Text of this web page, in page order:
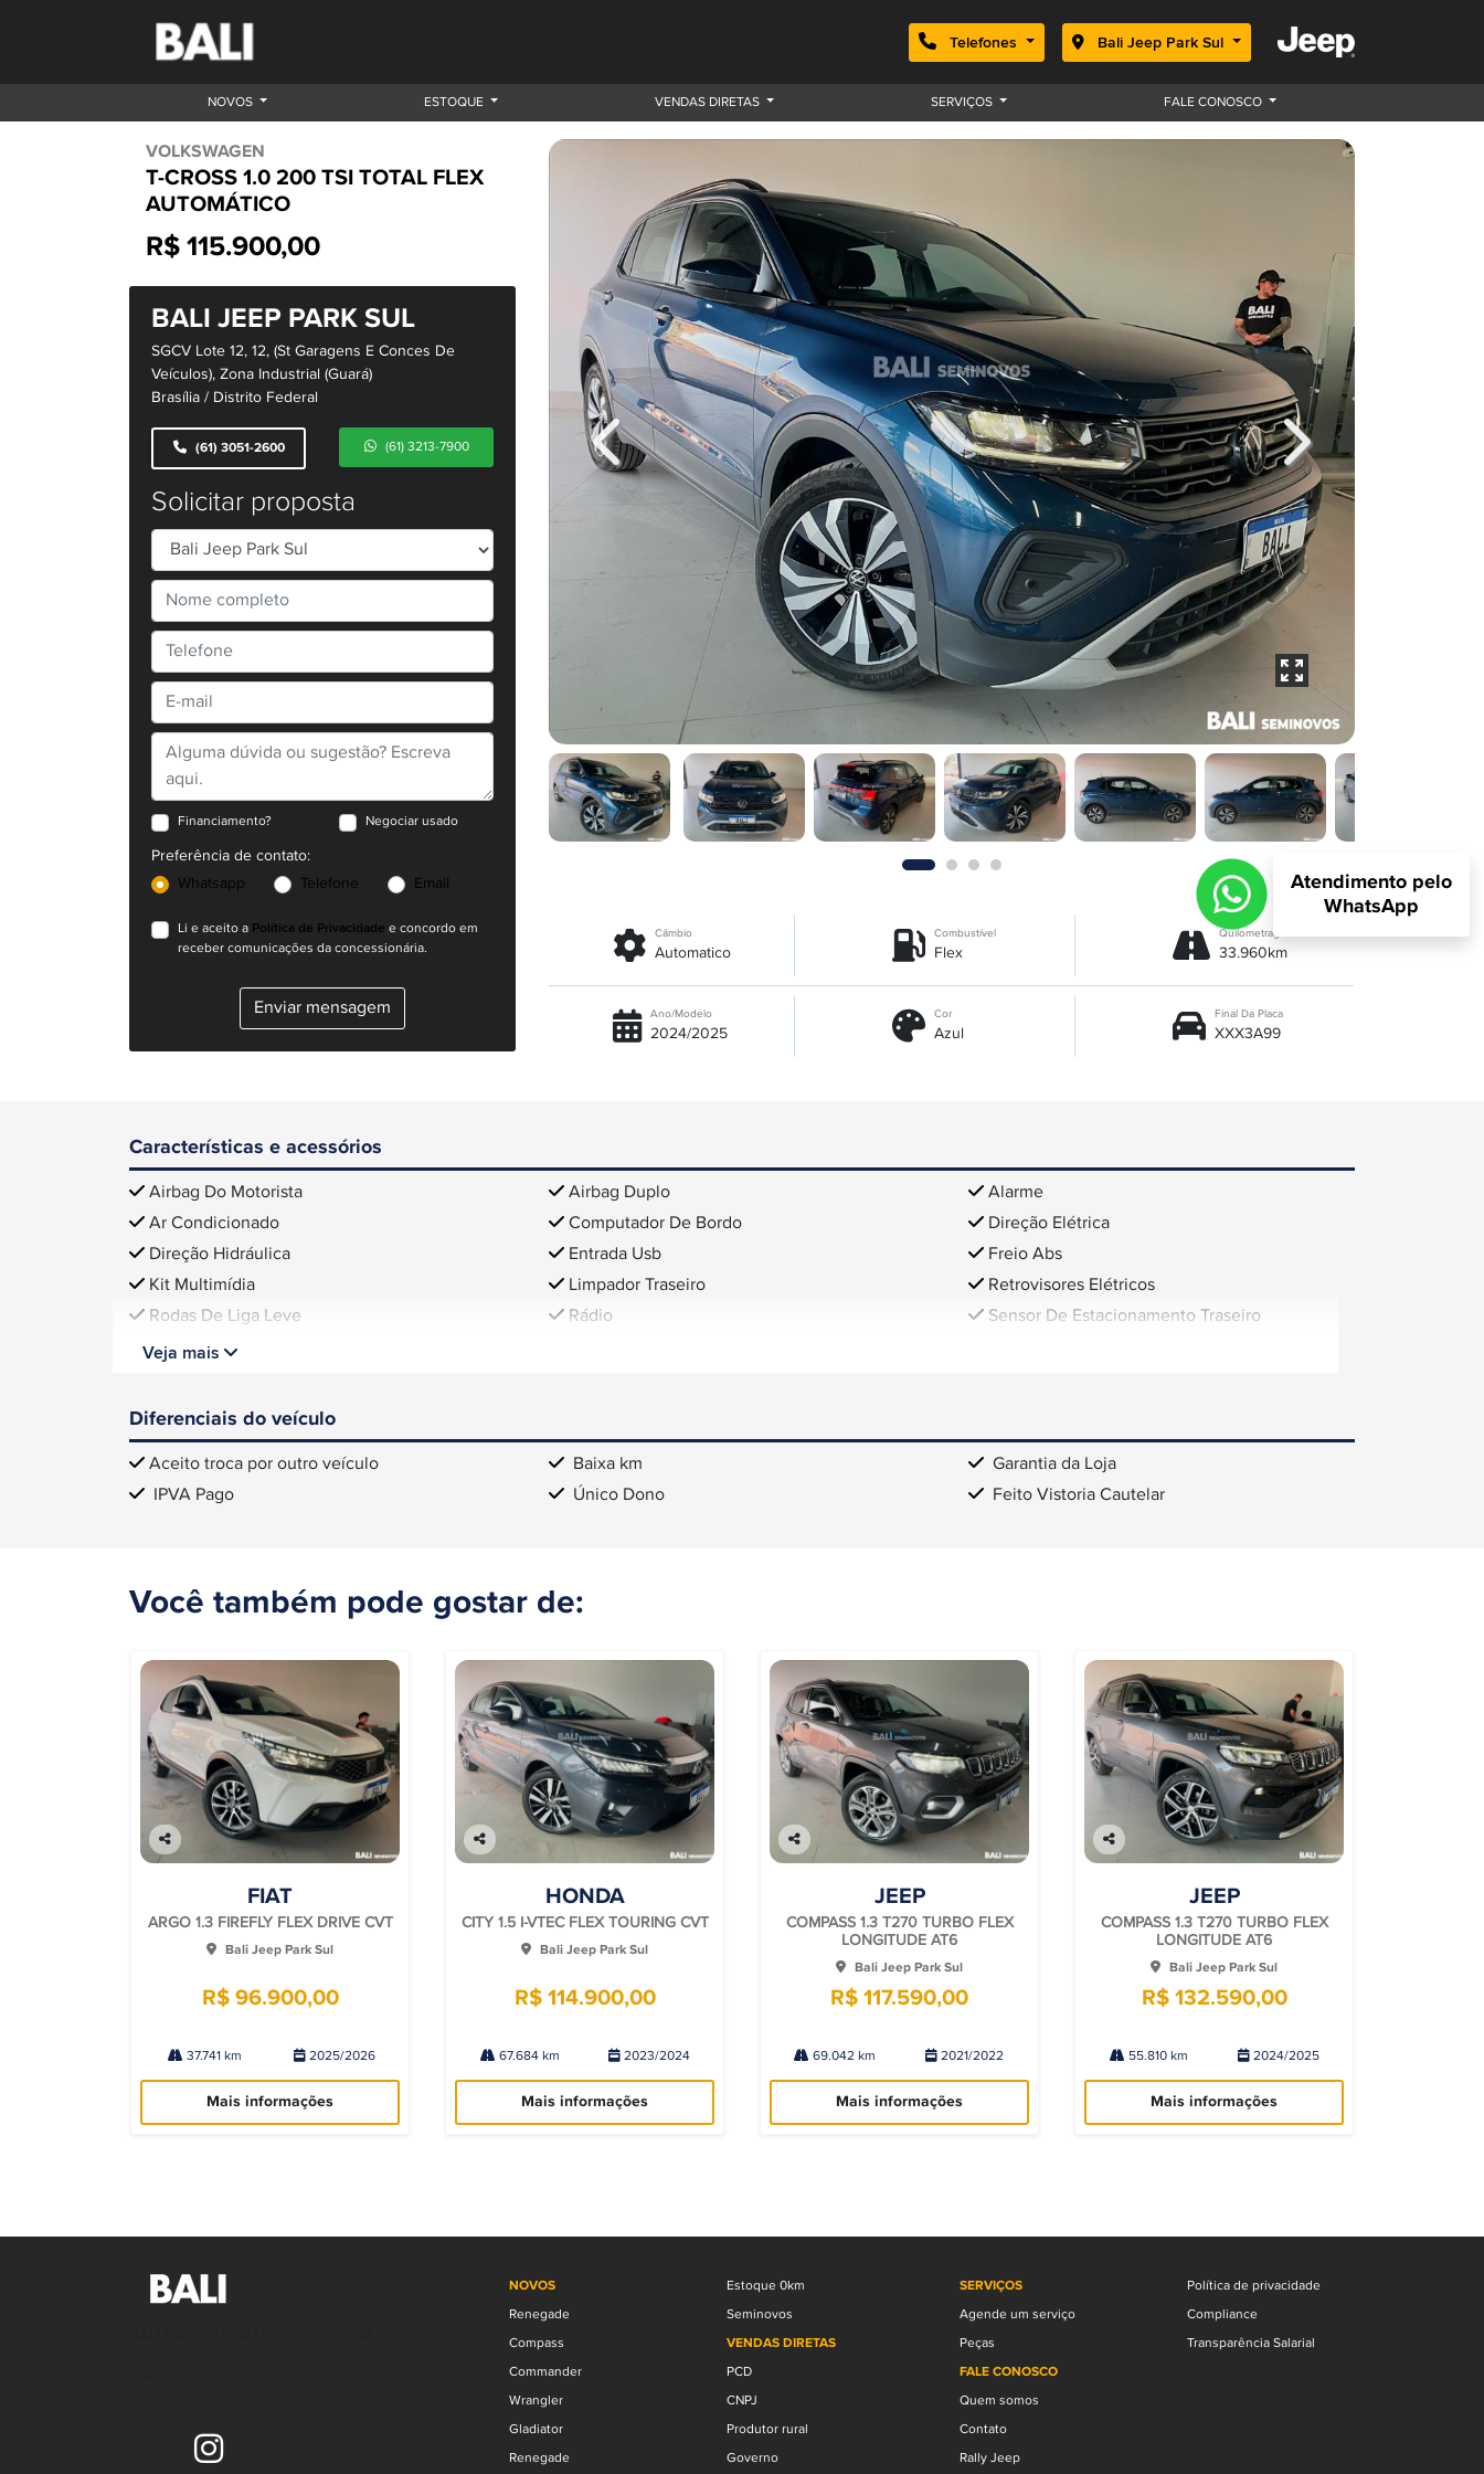
Telefones Bali Jeep Park Sul
NOVOS ESTOQUE VENDAS DIRETAS SERVIÇOS FALE CONOSCO
VOLKSWAGEN
T-CROSS 1.0 200 TSI TOTAL FLEX
AUTOMÁTICO
R$ 115.900,00
BALI JEEP PARK SUL
SGCV Lote 12, 12, (St Garagens E Conces De
Veículos), Zona Industrial (Guará)
Brasília / Distrito Federal
(61) 3051-2600 (61) 3213-7900
Solicitar proposta
Financiamento? Negociar usado
Preferência de contato:
Whatsapp
Telefone Email
Li e aceito a Política de Privacidade e concordo em
receber comunicações da concessionária.
Enviar mensagem
Previous Next
Câmbio
Automatico
Combustível
Flex
Quilometragem
33.960km
Ano/Modelo
2024/2025
Cor
Azul
Final Da Placa
XXX3A99
Características e acessórios
Airbag Do Motorista Airbag Duplo
Alarme
Ar Condicionado
Computador De Bordo
Direção Elétrica
Direção Hidráulica
Entrada Usb
Freio Abs
Kit Multimídia
Limpador Traseiro
Retrovisores Elétricos
Rodas De Liga Leve
Rádio Sensor De Estacionamento Traseiro
Veja mais
Diferenciais do veículo
Aceito troca por outro veículo Baixa km
Garantia da Loja
IPVA Pago
Único Dono Feito Vistoria Cautelar
Você também pode gostar de:
Co
lhe
FIAT
ARGO 1.3 FIREFLY FLEX DRIVE CVT
Bali Jeep Park Sul
R$ 96.900,00
37.741 km 2025/2026
Mais informações
lhe
HONDA
CITY 1.5 I-VTEC FLEX TOURING CVT
Bali Jeep Park Sul
R$ 114.900,00
67.684 km 2023/2024
Mais informações
lhe
JEEP
COMPASS 1.3 T270 TURBO FLEX
LONGITUDE AT6
Bali Jeep Park Sul
R$ 117.590,00
69.042 km 2021/2022
Mais informações
lhe
JEEP
COMPASS 1.3 T270 TURBO FLEX
LONGITUDE AT6
Bali Jeep Park Sul
R$ 132.590,00
55.810 km 2024/2025
Mais informações
NOVOS
Renegade
Compass
Commander
Wrangler
Gladiator
Renegade
Estoque 0km
Seminovos
VENDAS DIRETAS
PCD
CNPJ
Produtor rural
Governo
SERVIÇOS
Agende um serviço
Peças
FALE CONOSCO
Quem somos
Contato
Rally Jeep
Política de privacidade
Compliance
Transparência Salarial
Atendimento pelo
WhatsApp